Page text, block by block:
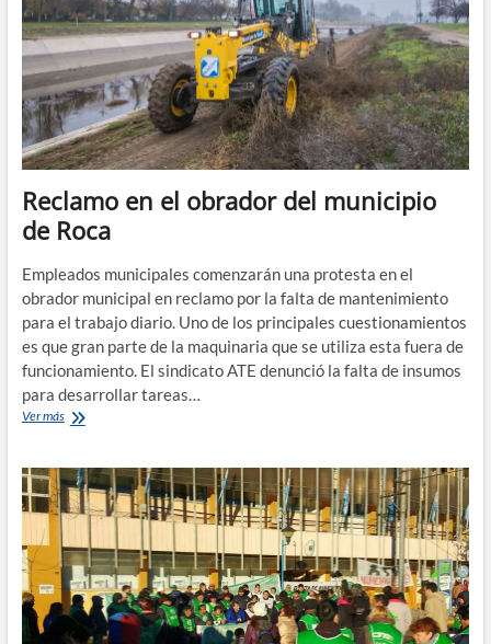
Reclamo en el obrador del municipio
de Roca
Empleados municipales comenzarán una protesta en el
obrador municipal en reclamo por la falta de mantenimiento
para el trabajo diario. Uno de los principales cuestionamientos
es que gran parte de la maquinaria que se utiliza esta fuera de
funcionamiento. El sindicato ATE denunció la falta de insumos
para desarrollar tareas…
Ver másReclamo
obrador
del
municipio
Roca